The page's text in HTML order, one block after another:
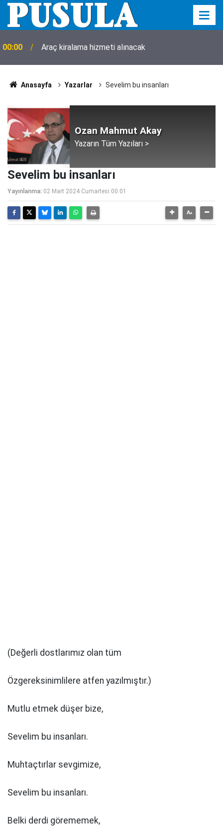
00:00 Araç kiralama hizmeti alınacak
Anasayfa Yazarlar Sevelim bu insanları
Ozan Mahmut Akay
Yazarın Tüm Yazıları >
Sevelim bu insanları
Yayınlanma: 02 Mart 2024 Cumartesi 00:01
(Değerli dostlarımız olan tüm
Özgereksinimlilere atfen yazılmıştır.)
Mutlu etmek düşer bize,
Sevelim bu insanları.
Muhtaçtırlar sevgimize,
Sevelim bu insanları.
Belki derdi görememek,